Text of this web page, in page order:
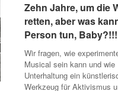
Zehn Jahre, um die
retten, aber was
Person tun,
Wir fragen, wie
Musical sein kann und wie
Unterhaltung ein
Werkzeug für Aktivismus
Zehn Jahre, um die
retten, aber was
Person tun,